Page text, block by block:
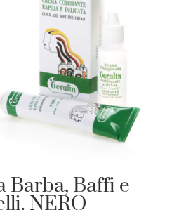
Barba, Baffi e
NERO